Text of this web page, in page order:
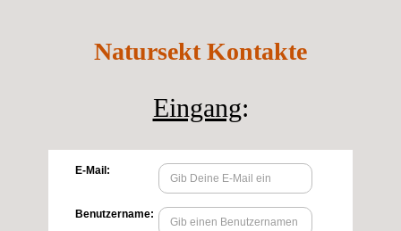
Natursekt Kontakte
Eingang: